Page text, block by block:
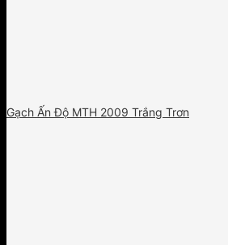
Gạch Ấn Độ MTH 2009 Trắng Trơn